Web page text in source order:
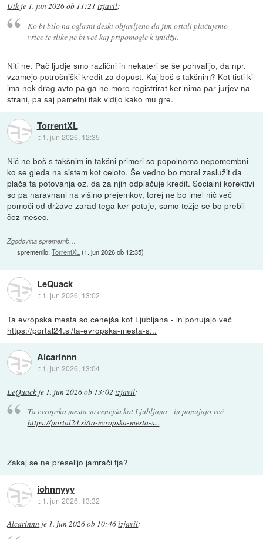
Utk je 1. jun 2026 ob 11:21 izjavil:
Ko bi bilo na oglasni deski objavljeno da jim ostali plačujemo
vrtec te slike ne bi več kaj pripomogle k imidžu.
Niti ne. Pač ljudje smo različni in nekateri se še pohvalijo, da npr.
vzamejo potrošniški kredit za dopust. Kaj boš s takšnim? Kot tisti ki
ima nek drag avto pa ga ne more registrirat ker nima par jurjev na
strani, pa saj pametni itak vidijo kako mu gre.
TorrentXL
:: 1. jun 2026, 12:35
Nič ne boš s takšnim in takšni primeri so popolnoma nepomembni
ko se gleda na sistem kot celoto. Še vedno bo moral zaslužit da
plača ta potovanja oz. da za njih odplačuje kredit. Socialni korektivi
so pa naravnani na višino prejemkov, torej ne bo imel nič več
pomoči od države zarad tega ker potuje, samo težje se bo prebil
čez mesec.
Zgodovina sprememb…
spremenilo:TorrentXL (1. jun 2026 ob 12:35)
LeQuack
:: 1. jun 2026, 13:02
Ta evropska mesta so cenejša kot Ljubljana - in ponujajo več
https://portal24.si/ta-evropska-mesta-s...
Alcarinnn
:: 1. jun 2026, 13:04
LeQuack je 1. jun 2026 ob 13:02 izjavil:
Ta evropska mesta so cenejša kot Ljubljana - in ponujajo več
https://portal24.si/ta-evropska-mesta-s...
Zakaj se ne preselijo jamrači tja?
johnnyyy
:: 1. jun 2026, 13:32
Alcarinnn je 1. jun 2026 ob 10:46izjavil: